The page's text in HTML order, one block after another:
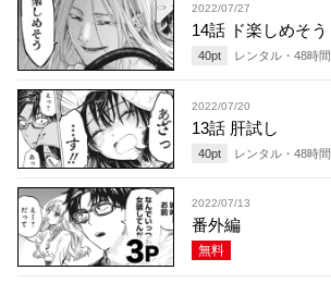
2022/07/27
14話 ド楽しめそう
40pt レンタル・ 48時間
2022/07/20
13話 肝試し
40pt レンタル・ 48時間
2022/07/13
番外編
無料